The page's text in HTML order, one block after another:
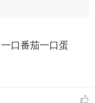
口番茄一口蛋